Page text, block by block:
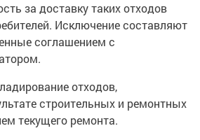
за доставку таких отходов
Исключение составляют
соглашением с
отходов,
строительных и ремонтных
текущего ремонта.